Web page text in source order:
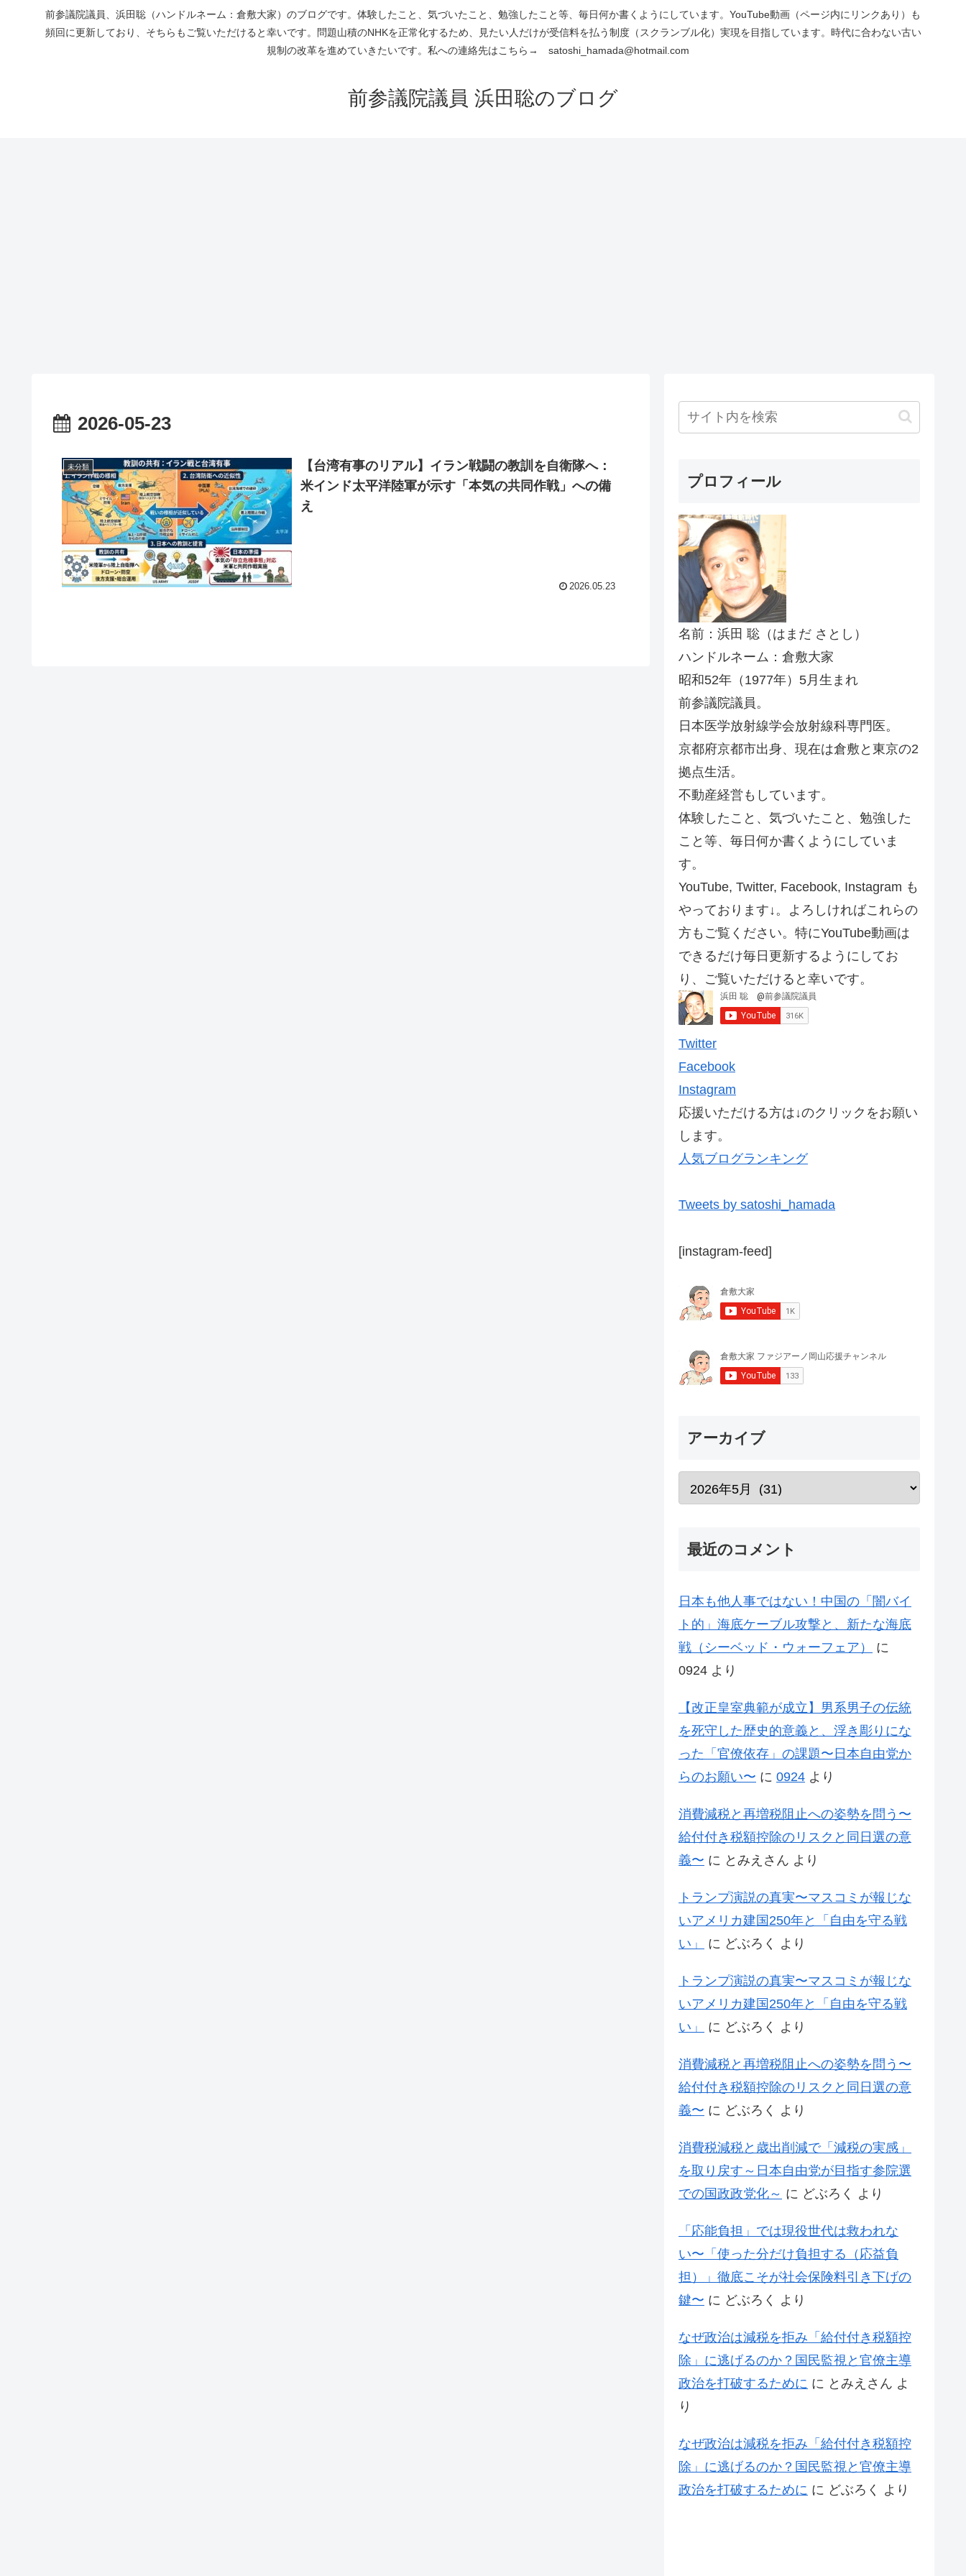
前参議院議員、浜田聡（ハンドルネーム：倉敷大家）のブログです。体験したこと、気づいたこと、勉強したこと等、毎日何か書くようにしています。YouTube動画（ページ内にリンクあり）も
頻回に更新しており、そちらもご覧いただけると幸いです。問題山積のNHKを正常化するため、見たい人だけが受信料を払う制度（スクランブル化）実現を目指しています。時代に合わない古い
規制の改革を進めていきたいです。私への連絡先はこちら→ satoshi_hamada@hotmail.com
前参議院議員 浜田聡のブログ
2026-05-23
未分類
【台湾有事のリアル】イラン戦闘の教訓を自衛隊へ：
米インド太平洋陸軍が示す「本気の共同作戦」への備
え
2026.05.23
プロフィール
名前：浜田 聡（はまだ さとし）
ハンドルネーム：倉敷大家
昭和52年（1977年）5月生まれ
前参議院議員。
日本医学放射線学会放射線科専門医。
京都府京都市出身、現在は倉敷と東京の2
拠点生活。
不動産経営もしています。
体験したこと、気づいたこと、勉強した
こと等、毎日何か書くようにしていま
す。
YouTube, Twitter, Facebook, Instagram も
やっております↓。よろしければこれらの
方もご覧ください。特にYouTube動画は
できるだけ毎日更新するようにしてお
り、ご覧いただけると幸いです。
Twitter
Facebook
Instagram
応援いただける方は↓のクリックをお願い
します。
人気ブログランキング
Tweets by satoshi_hamada
[instagram-feed]
アーカイブ
最近のコメント
日本も他人事ではない！中国の「闇バイ
ト的」海底ケーブル攻撃と、新たな海底
戦（シーベッド・ウォーフェア）
に
0924 より
【改正皇室典範が成立】男系男子の伝統
を死守した歴史的意義と、浮き彫りにな
った「官僚依存」の課題〜日本自由党か
らのお願い〜 に 0924 より
消費減税と再増税阻止への姿勢を問う〜
給付付き税額控除のリスクと同日選の意
義〜 に とみえさん より
トランプ演説の真実〜マスコミが報じな
いアメリカ建国250年と「自由を守る戦
い」
に どぶろく より
トランプ演説の真実〜マスコミが報じな
いアメリカ建国250年と「自由を守る戦
い」
に どぶろく より
消費減税と再増税阻止への姿勢を問う〜
給付付き税額控除のリスクと同日選の意
義〜 に どぶろく より
消費税減税と歳出削減で「減税の実感」
を取り戻す～日本自由党が目指す参院選
での国政政党化～ に どぶろく より
「応能負担」では現役世代は救われな
い〜「使った分だけ負担する（応益負
担）」徹底こそが社会保険料引き下げの
鍵〜 に どぶろく より
なぜ政治は減税を拒み「給付付き税額控
除」に逃げるのか？国民監視と官僚主導
政治を打破するために に とみえさん よ
り
なぜ政治は減税を拒み「給付付き税額控
除」に逃げるのか？国民監視と官僚主導
政治を打破するために に どぶろく より